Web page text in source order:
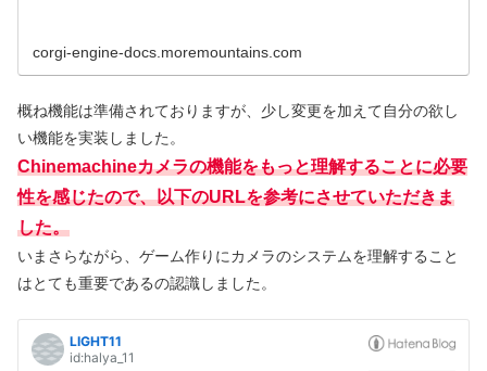
corgi-engine-docs.moremountains.com
概ね機能は準備されておりますが、少し変更を加えて自分の欲し
い機能を実装しました。
Chinemachineカメラの機能をもっと理解することに必要
性を感じたので、以下のURLを参考にさせていただきま
した。
いまさらながら、ゲーム作りにカメラのシステムを理解すること
はとても重要であるの認識しました。